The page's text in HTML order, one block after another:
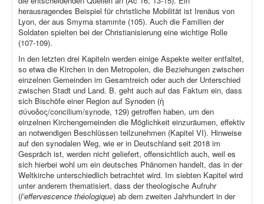
herausragendes Beispiel für christliche Mobilität ist Irenäus von
Lyon, der aus Smyrna stammte (105). Auch die Familien der
Soldaten spielten bei der Christianisierung eine wichtige Rolle
(107-109).
In den letzten drei Kapiteln werden einige Aspekte weiter entfaltet,
so etwa die Kirchen in den Metropolen, die Beziehungen zwischen
einzelnen Gemeinden im Gesamtreich oder auch der Unterschied
zwischen Stadt und Land. B. geht auch auf das Faktum ein, dass
sich Bischöfe einer Region auf Synoden (ἡ
σύνοδος/concilium/synode, 129) getroffen haben, um den
einzelnen Kirchengemeinden die Möglichkeit einzuräumen, effektiv
an notwendigen Beschlüssen teilzunehmen (Kapitel VI). Hinweise
auf den synodalen Weg, wie er in Deutschland seit 2018 im
Gespräch ist, werden nicht geliefert, offensichtlich auch, weil es
sich hierbei wohl um ein deutsches Phänomen handelt, das in der
Weltkirche unterschiedlich betrachtet wird. Im siebten Kapitel wird
unter anderem thematisiert, dass der theologische Aufruhr
(l’effervescence théologique) ab dem zweiten Jahrhundert in der